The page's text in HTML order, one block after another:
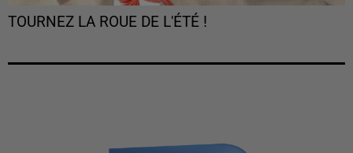
TOURNEZ LA ROUE DE L'ÉTÉ !